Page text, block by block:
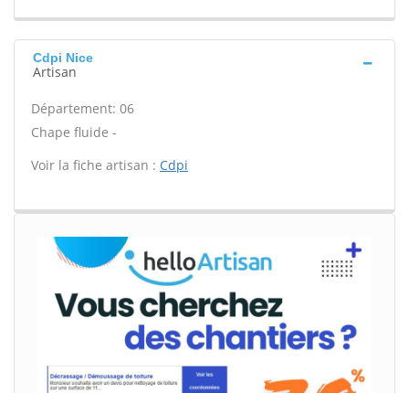
Cdpi Nice
Artisan
Département: 06
Chape fluide -
Voir la fiche artisan : Cdpi